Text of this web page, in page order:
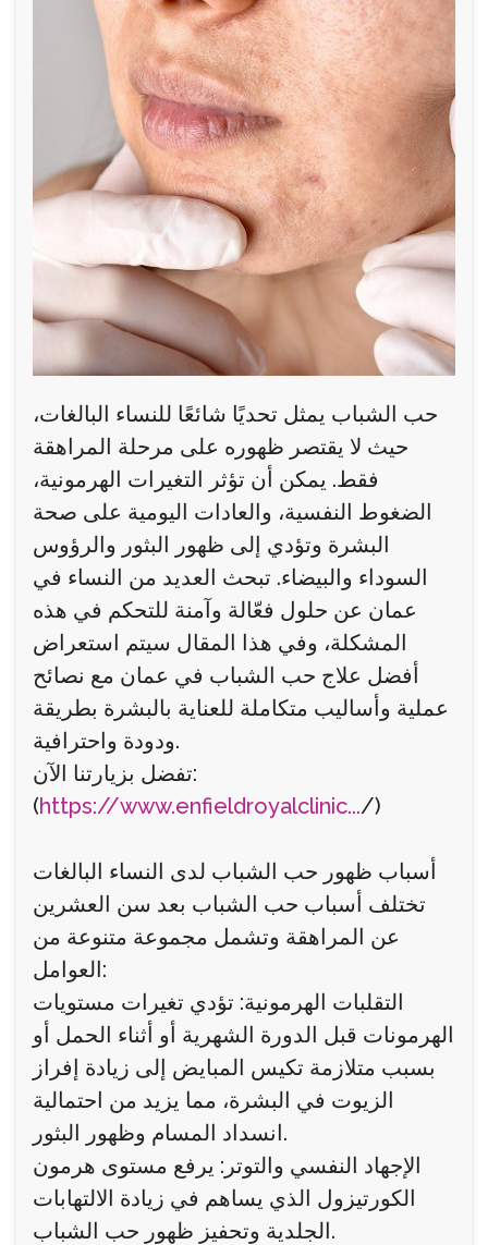
حب الشباب يمثل تحديًا شائعًا للنساء البالغات،
حيث لا يقتصر ظهوره على مرحلة المراهقة
فقط. يمكن أن تؤثر التغيرات الهرمونية،
الضغوط النفسية، والعادات اليومية على صحة
البشرة وتؤدي إلى ظهور البثور والرؤوس
السوداء والبيضاء. تبحث العديد من النساء في
عمان عن حلول فعّالة وآمنة للتحكم في هذه
المشكلة، وفي هذا المقال سيتم استعراض
أفضل علاج حب الشباب في عمان مع نصائح
عملية وأساليب متكاملة للعناية بالبشرة بطريقة
ودودة واحترافية.
تفضل بزيارتنا الآن:
(https://www.enfieldroyalclinic.../)
أسباب ظهور حب الشباب لدى النساء البالغات
تختلف أسباب حب الشباب بعد سن العشرين
عن المراهقة وتشمل مجموعة متنوعة من
العوامل:
التقلبات الهرمونية: تؤدي تغيرات مستويات
الهرمونات قبل الدورة الشهرية أو أثناء الحمل أو
بسبب متلازمة تكيس المبايض إلى زيادة إفراز
الزيوت في البشرة، مما يزيد من احتمالية
انسداد المسام وظهور البثور.
الإجهاد النفسي والتوتر: يرفع مستوى هرمون
الكورتيزول الذي يساهم في زيادة الالتهابات
الجلدية وتحفيز ظهور حب الشباب.